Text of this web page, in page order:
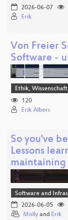
2026-06-07
Erik
Von Freier
Software -
Ethik,
120
Erik Albers
So you've
Lessons
Software and
2026-06-05
Molly and Erik